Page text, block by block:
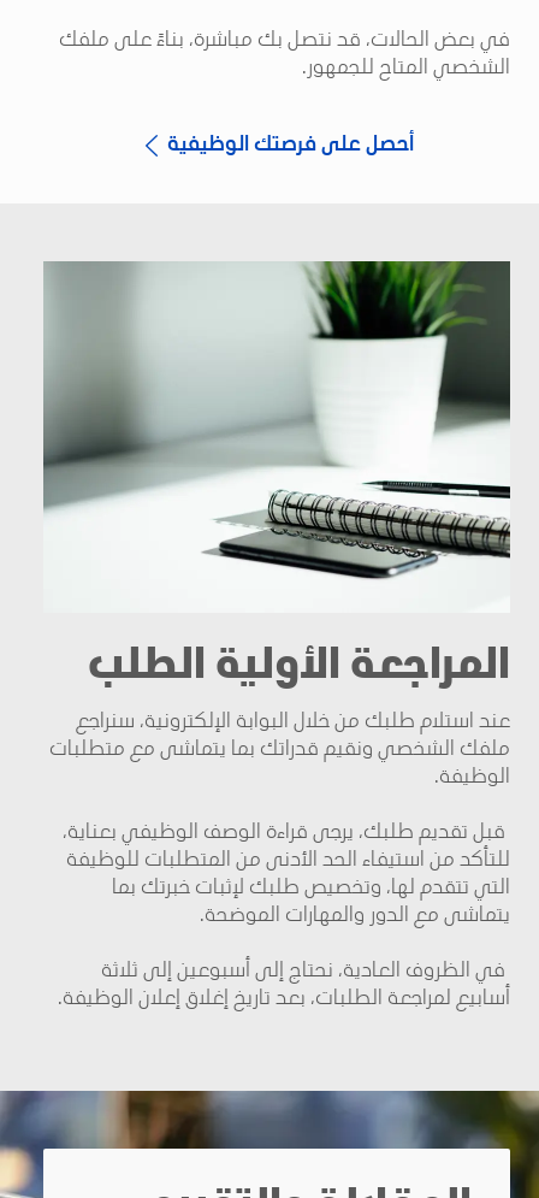
في بعض الحالات، قد نتصل بك مباشرة، بناءً على ملفك
الشخصي المتاح للجمهور.
أحصل على فرصتك الوظيفية
المراجعة الأولية الطلب
عند استلام طلبك من خلال البوابة الإلكترونية، سنراجع
ملفك الشخصي ونقيم قدراتك بما يتماشى مع متطلبات
الوظيفة.
قبل تقديم طلبك، يرجى قراءة الوصف الوظيفي بعناية،
للتأكد من استيفاء الحد الأدنى من المتطلبات للوظيفة
التي تتقدم لها، وتخصيص طلبك لإثبات خبرتك بما
يتماشى مع الدور والمهارات الموضحة.
في الظروف العادية، نحتاج إلى أسبوعين إلى ثلاثة
أسابيع لمراجعة الطلبات، بعد تاريخ إغلاق إعلان الوظيفة.